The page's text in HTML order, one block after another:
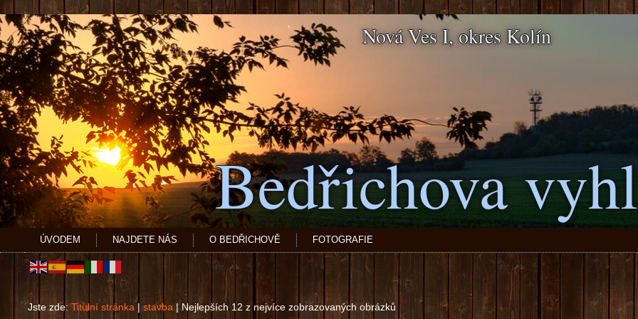
Bedřichova
Nová Ves I, okres Kolín
ÚVODEM NAJDETE NÁS O BEDŘICHOVĚ FOTOGRAFIE
Jste zde:Titulní stránka| stavba| Nejlepších 12 z nejvíce zobrazovaných obrázků